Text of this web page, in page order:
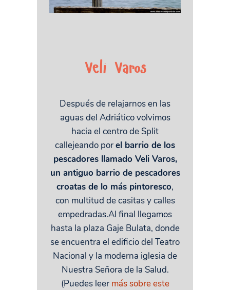
Veli Varos
Después de relajarnos en las
aguas del Adriático volvimos
hacia el centro de Split
callejeando porel barrio de los
pescadores llamado Veli Varos,
un antiguo barrio de pescadores
croatas de lo más pintoresco,
con multitud de casitas y calles
empedradas.Al final llegamos
hasta la plaza Gaje Bulata, donde
se encuentra el edificio del Teatro
Nacional y la moderna iglesia de
Nuestra Señora de la Salud.
(Puedes leer más sobre este